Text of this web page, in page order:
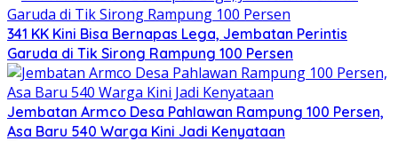
341 KK Kini Bisa Bernapas Lega, Jembatan Perintis
Garuda di Tik Sirong Rampung 100 Persen
Jembatan Armco Desa Pahlawan Rampung 100 Persen,
Asa Baru 540 Warga Kini Jadi Kenyataan